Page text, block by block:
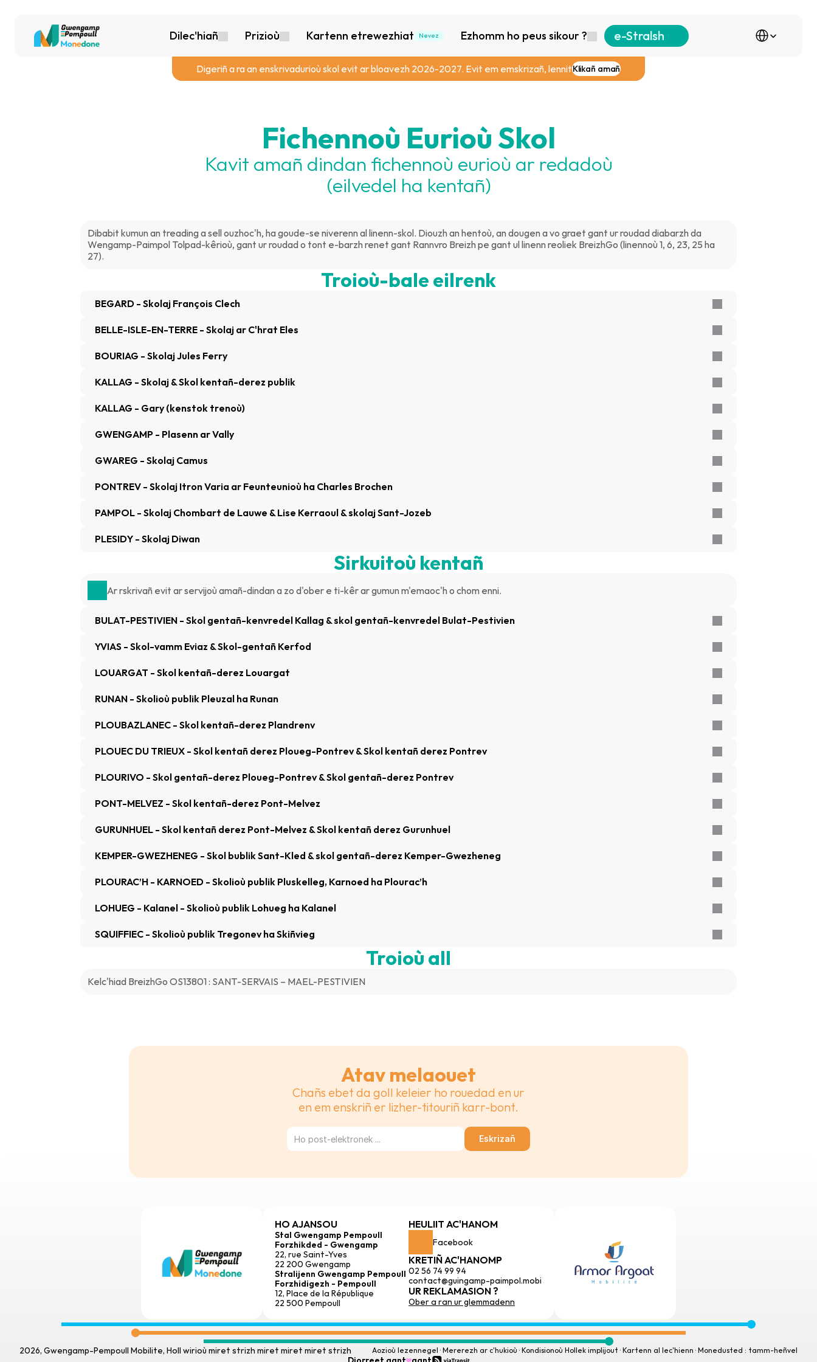
Dilec'hiañ Prizioù Kartenn etrewezhiat Nevez Ezhomm ho peus sikour ? e-Stralsh
Digeriñ a ra an enskrivadurioù skol evit ar bloavezh 2026-2027. Evit em emskrizañ, lennitKlikañ amañ
Fichennoù Eurioù Skol
Kavit amañ dindan fichennoù eurioù ar redadoù
(eilvedel ha kentañ)
Dibabit kumun an treading a sell ouzhoc'h, ha goude-se niverenn al linenn-skol. Diouzh an hentoù, an dougen a vo graet gant ur roudad diabarzh da
Wengamp-Paimpol Tolpad-kêrioù, gant ur roudad o tont e-barzh renet gant Rannvro Breizh pe gant ul linenn reoliek BreizhGo (linennoù 1, 6, 23, 25 ha
27).
Troioù-bale eilrenk
BEGARD - Skolaj François Clech
BELLE-ISLE-EN-TERRE - Skolaj ar C'hrat Eles
BOURIAG - Skolaj Jules Ferry
KALLAG - Skolaj & Skol kentañ-derez publik
KALLAG - Gary (kenstok trenoù)
GWENGAMP - Plasenn ar Vally
GWAREG - Skolaj Camus
PONTREV - Skolaj Itron Varia ar Feunteunioù ha Charles Brochen
PAMPOL - Skolaj Chombart de Lauwe & Lise Kerraoul & skolaj Sant-Jozeb
PLESIDY - Skolaj Diwan
Sirkuitoù kentañ
Ar rskrivañ evit ar servijoù amañ-dindan a zo d'ober e ti-kêr ar gumun m'emaoc'h o chom enni.
BULAT-PESTIVIEN - Skol gentañ-kenvredel Kallag & skol gentañ-kenvredel Bulat-Pestivien
YVIAS - Skol-vamm Eviaz & Skol-gentañ Kerfod
LOUARGAT - Skol kentañ-derez Louargat
RUNAN - Skolioù publik Pleuzal ha Runan
PLOUBAZLANEC - Skol kentañ-derez Plandrenv
PLOUEC DU TRIEUX - Skol kentañ derez Ploueg-Pontrev & Skol kentañ derez Pontrev
PLOURIVO - Skol gentañ-derez Ploueg-Pontrev & Skol gentañ-derez Pontrev
PONT-MELVEZ - Skol kentañ-derez Pont-Melvez
GURUNHUEL - Skol kentañ derez Pont-Melvez & Skol kentañ derez Gurunhuel
KEMPER-GWEZHENEG - Skol bublik Sant-Kled & skol gentañ-derez Kemper-Gwezheneg
PLOURAC’H - KARNOED - Skolioù publik Pluskelleg, Karnoed ha Plourac’h
LOHUEG - Kalanel - Skolioù publik Lohueg ha Kalanel
SQUIFFIEC - Skolioù publik Tregonev ha Skiñvieg
Troioù all
Kelc'hiad BreizhGo OS13801 : SANT-SERVAIS – MAEL-PESTIVIEN
Atav melaouet
Chañs ebet da goll keleier ho rouedad en ur
en em enskriñ er lizher-titouriñ karr-bont.
Eskrizañ
HO AJANSOU
Stal Gwengamp Pempoull
Forzhikded - Gwengamp
22, rue Saint-Yves
22 200 Gwengamp
Stralijenn Gwengamp Pempoull
Forzhidigezh - Pempoull
12, Place de la République
22 500 Pempoull
HEULIIT AC'HANOM
Facebook
KRETIÑ AC'HANOMP
02 56 74 99 94
contact@guingamp-paimpol.mobi
UR REKLAMASION ?
Ober a ran ur glemmadenn
2026, Gwengamp-Pempoull Mobilite, Holl wirioù miret strizh miret miret miret strizh Aozioù lezennegel · Mererezh ar c'hukioù · Kondisionoù Hollek implijout · Kartenn al lec'hienn · Monedusted : tamm-heñvel